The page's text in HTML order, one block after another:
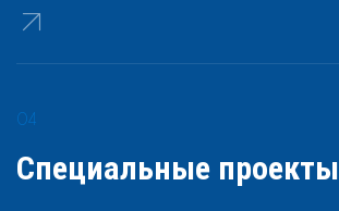
Специальные проекты